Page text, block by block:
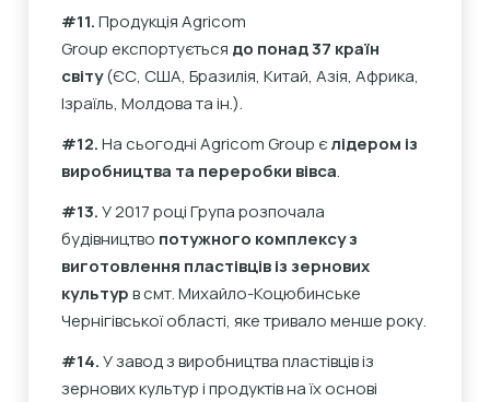
#11.Продукція Agricom
Group експортується до понад 37 країн
світу(ЄС, США, Бразилія, Китай, Азія, Африка,
Ізраїль, Молдова та ін.).
#12.На сьогодні Agricom Group єлідером із
виробництва та переробки вівса.
#13.У 2017 році Група розпочала
будівництво потужного комплексу з
виготовлення пластівців із зернових
культурв смт. Михайло-Коцюбинське
Чернігівської області, яке тривало менше року.
#14.У завод з виробництва пластівців із
зернових культур і продуктів на їх основі